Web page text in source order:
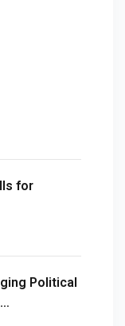
for
Political